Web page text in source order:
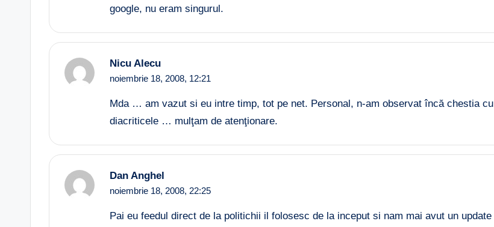
google, nu eram singurul.
Nicu Alecu
noiembrie 18, 2008, 12:21
Mda … am vazut si eu intre timp, tot pe net. Personal, n-am observat încă chestia cu
diacriticele … mulţam de atenţionare.
Dan Anghel
noiembrie 18, 2008, 22:25
Pai eu feedul direct de la politichii il folosesc de la inceput si nam mai avut un update